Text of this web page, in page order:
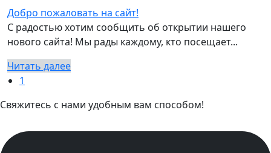
Добро пожаловать на сайт!
С радостью хотим сообщить об открытии нашего
нового сайта! Мы рады каждому, кто посещает...
Читать далее
1
Свяжитесь с нами удобным вам способом!